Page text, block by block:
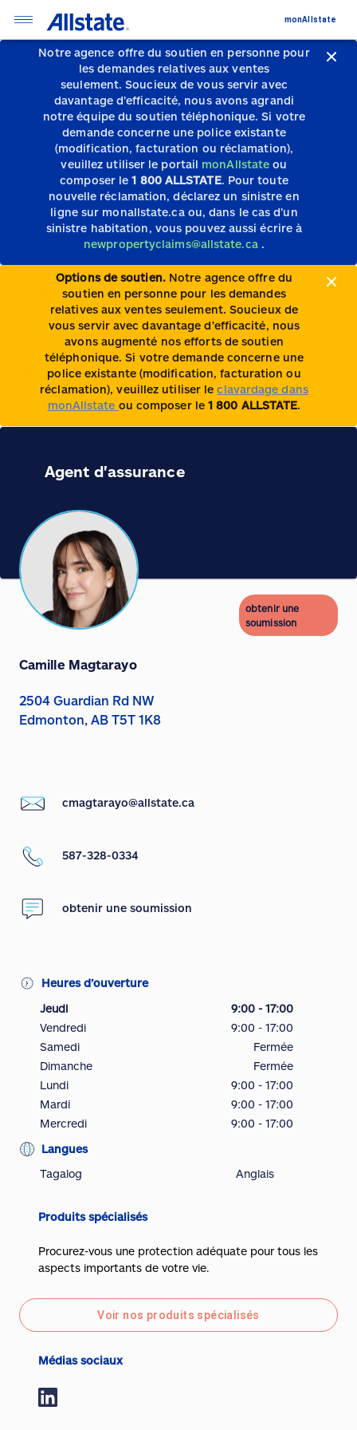
Notre agence offre du soutien en personne pour
les demandes relatives aux ventes
seulement.Soucieux de vous servir avec
davantage d’efficacité, nous avons agrandi
notre équipe du soutien téléphonique.Si votre
demande concerne une police existante
(modification, facturation ou réclamation),
veuillez utiliser le portail monAllstate ou
composer le1 800 ALLSTATE. Pour toute
nouvelle réclamation, déclarez un sinistre en
ligne sur monallstate.ca ou, dans le cas d’un
sinistre habitation, vous pouvez aussi écrire à
newpropertyclaims@allstate.ca .
Options de soutien.Notre agence offre du
soutien en personne pour les demandes
relatives aux ventes seulement. Soucieux de
vous servir avec davantage d’efficacité, nous
avons augmenté nos efforts de soutien
téléphonique. Si votre demande concerne une
police existante (modification, facturation ou
réclamation), veuillez utiliser leclavardage dans
monAllstate ou composer le1 800 ALLSTATE.
monAllstate
Agent d'assurance
obtenir une
soumission
Camille Magtarayo
2504 Guardian Rd NW
Edmonton, AB T5T 1K8
cmagtarayo@allstate.ca
587-328-0334
obtenir une soumission
Heures d’ouverture
Jeudi
9:00 - 17:00
Vendredi
9:00 - 17:00
Samedi
Fermée
Dimanche
Fermée
Lundi
9:00 - 17:00
Mardi
9:00 - 17:00
Mercredi
9:00 - 17:00
Langues
Tagalog
Anglais
Produits spécialisés
Procurez-vous une protection adéquate pour tous les
aspects importants de votre vie.
Voir nos produits spécialisés
Médias sociaux